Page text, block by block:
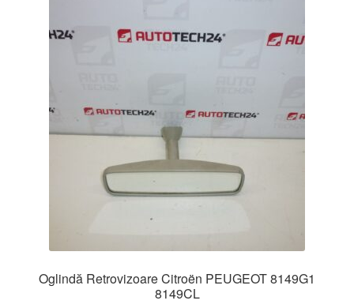
recente
Oglindă Retrovizoare Citroën PEUGEOT 8149G1
8149CL